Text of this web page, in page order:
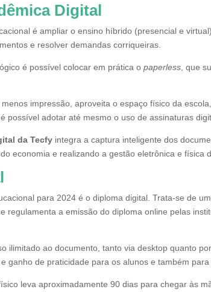
Digital
é ampliar o ensino híbrido (presencial e
e resolver demandas corriqueiras.
é possível colocar em prática opaperless , que
impressão, aproveita o espaço físico da
possível adotar até mesmo o uso de assinaturas
da Tecfy integra a captura inteligente dos
economia e realizando a gestão eletrônica e física
para 2024 é o diploma digital. Trata-se de
regulamenta a emissão do diploma online pelas
ilimitado ao documento, tanto via desktop quanto
ganho de praticidade para os alunos e também para
leva aproximadamente 90 dias para chegar às